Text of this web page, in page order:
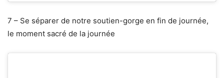
7 – Se séparer de notre soutien-gorge en fin de journée,
le moment sacré de la journée